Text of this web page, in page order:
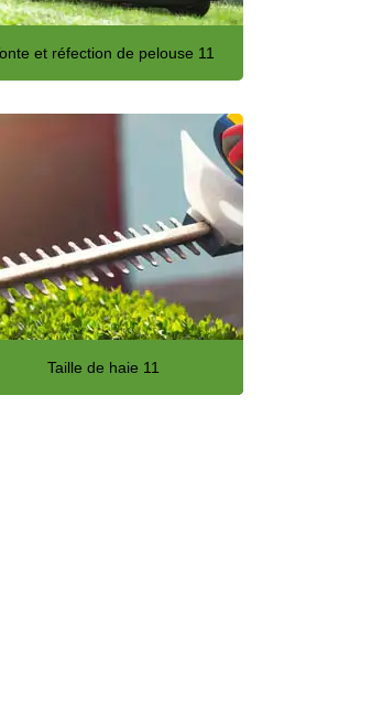
et réfection de pelouse 11
Taille de haie 11